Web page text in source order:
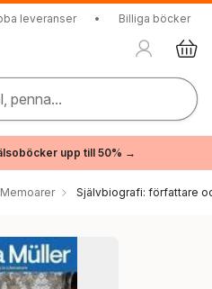
leveranser • Billiga böcker
penna...
upp till 50% →
Självbiografi: författare